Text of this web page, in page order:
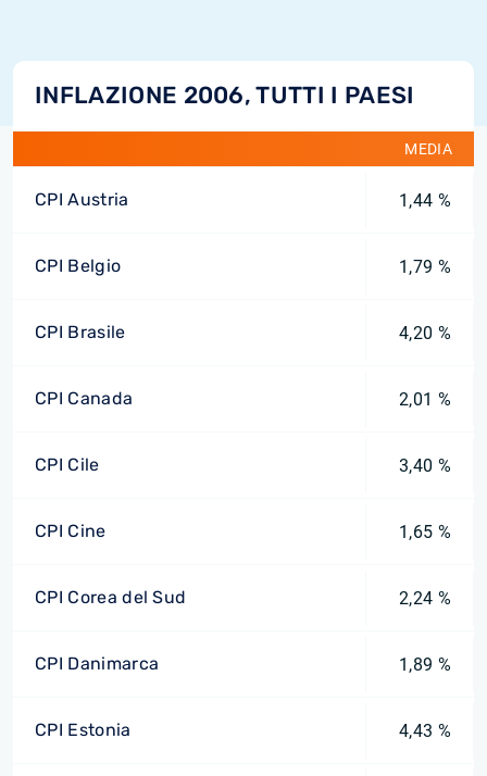
INFLAZIONE 2006, TUTTI I PAESI
MEDIA
CPI Austria 1,44 %
CPI Belgio 1,79 %
CPI Brasile 4,20 %
CPI Canada 2,01 %
CPI Cile 3,40 %
CPI Cine 1,65 %
CPI Corea del Sud 2,24 %
CPI Danimarca 1,89 %
CPI Estonia 4,43 %